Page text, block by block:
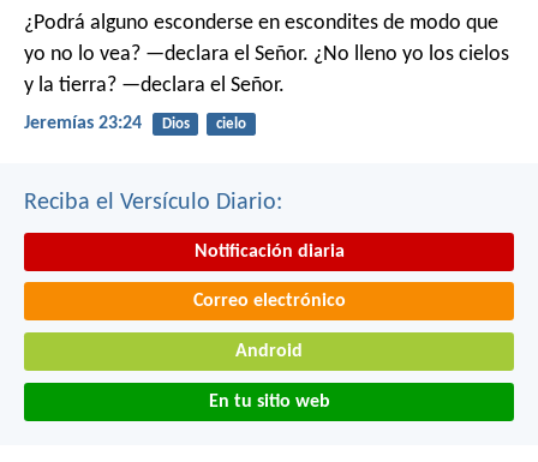
¿Podrá alguno esconderse en escondites de modo que
yo no lo vea? —declara el Señor. ¿No lleno yo los cielos
y la tierra? —declara el Señor.
Jeremías 23:24 Dios cielo
Reciba el Versículo Diario:
Notificación diaria
Correo electrónico
Android
En tu sitio web